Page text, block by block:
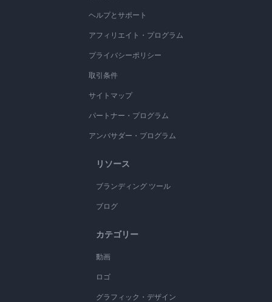
ヘルプとサポート
アフィリエイト・プログラム
プライバシーポリシー
取引条件
サイトマップ
パートナー・プログラム
アンバサダー・プログラム
リソース
ブランディング ツール
ブログ
カテゴリー
動画
ロゴ
グラフィック・デザイン